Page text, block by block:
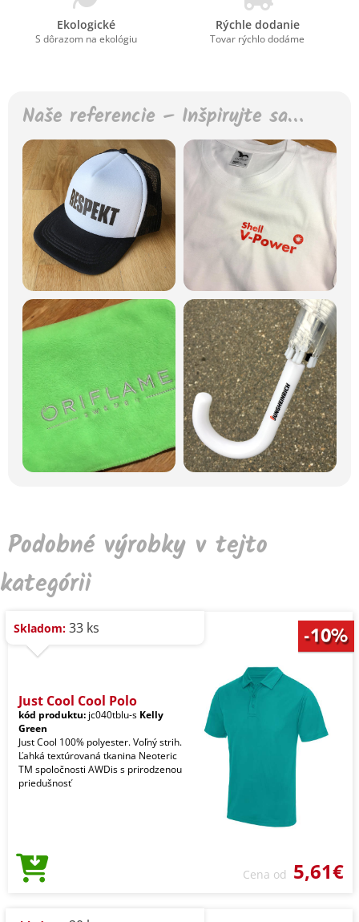
Ekologické
S dôrazom na ekológiu
Rýchle dodanie
Tovar rýchlo dodáme
Naše referencie – Inšpirujte sa…
Podobné výrobky v tejto
kategórii
Skladom: 33 ks
Just Cool Cool Polo
kód produktu: jc040tblu-s Kelly
Green
Just Cool 100% polyester. Voľný strih.
Ľahká textúrovaná tkanina Neoteric
TM spoločnosti AWDis s prirodzenou
priedušnosť
Cena od 5,61€